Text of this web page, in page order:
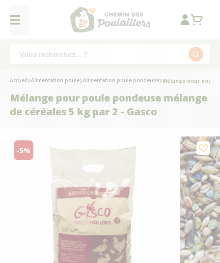
Accueil Alimentation poule Alimentation poule pondeuse Mélange pour poule
Mélange pour poule pondeuse mélange
de céréales 5 kg par 2 - Gasco
-5%